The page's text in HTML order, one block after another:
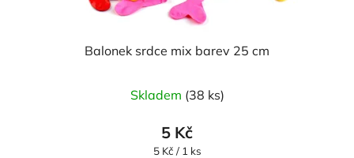
Balonek srdce mix barev 25 cm
hodnocení
produktu
je
Skladem (38 ks)
5 Kč
Měrná
5 Kč / 1 ks